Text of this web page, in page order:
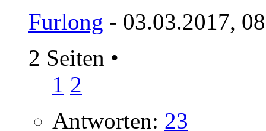
Furlong - 03.03.2017,
2 Seiten •
1 2
Antworten: 23